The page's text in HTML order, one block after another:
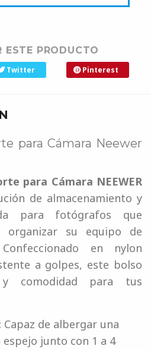
ESTE PRODUCTO
Twitter Pinterest
para Cámara Neewer
para Cámara NEEWER
de almacenamiento y
para fotógrafos que
organizar su equipo de
en nylon
a golpes, este bolso
y comodidad para tus
Capaz de albergar una
espejo junto con 1 a 4